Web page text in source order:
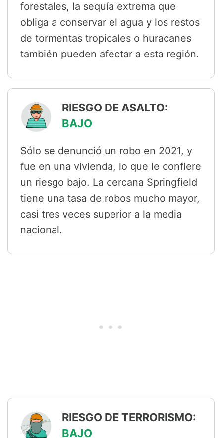
forestales, la sequía extrema que
obliga a conservar el agua y los restos
de tormentas tropicales o huracanes
también pueden afectar a esta región.
RIESGO DE ASALTO:
BAJO
Sólo se denunció un robo en 2021, y
fue en una vivienda, lo que le confiere
un riesgo bajo. La cercana Springfield
tiene una tasa de robos mucho mayor,
casi tres veces superior a la media
nacional.
RIESGO DE TERRORISMO:
BAJO